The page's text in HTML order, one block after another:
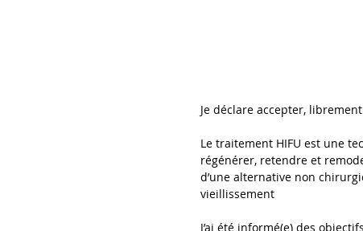
Je déclare accepter,
Le traitement HIFU est une
régénérer, retendre et
d’une alternative non
vieillissement
J’ai été informé(e) des